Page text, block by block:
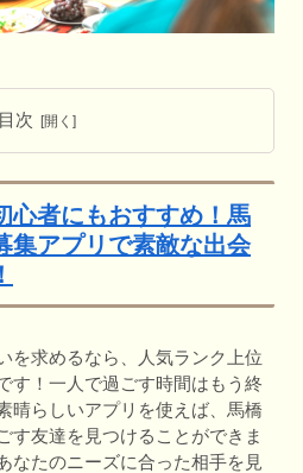
目次
心者にもおすすめ！馬
集アプリで素敵な出会
を求めるなら、人気ランク上位
す！一人で過ごす時間はもう終
晴らしいアプリを使えば、馬橋
す友達を見つけることができま
なたのニーズに合った相手を見